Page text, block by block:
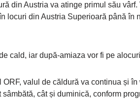
din Austria va atinge primul său vârf.
locuri din Austria Superioară până în
cald, iar după-amiaza vor fi pe
valul de căldură va continua și în
cât și duminică, conform